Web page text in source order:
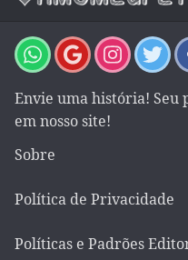
Envie uma história!
em nosso site!
Sobre
Política de Privacidade
Políticas e Padrões